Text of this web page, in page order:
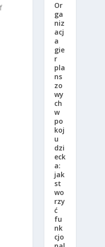
Or
ga
niz
acj
a
gie
r
pla
ns
zo
wy
ch
w
po
koj
u
dzi
eck
a:
jak
st
wo
rzy
ć
fu
nk
cjo